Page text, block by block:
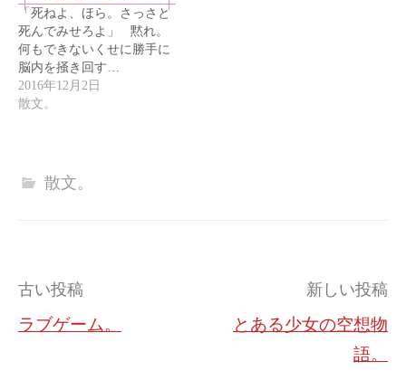
「死ねよ、ほら。さっさと
死んでみせろよ」 黙れ。
何もできないくせに勝手に
脳内を掻き回す…
2016年12月2日
散文。
散文。
投
稿
古い投稿
ラブゲーム。
新しい投稿
とある少女の空想物
語。